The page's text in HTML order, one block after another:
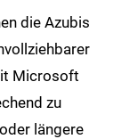
die Azubis
Microsoft
zu
längere